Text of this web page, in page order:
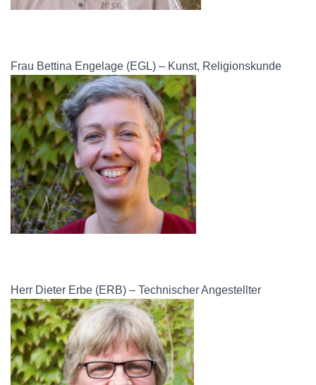
Frau Bettina Engelage (EGL) – Kunst, Religionskunde
Herr Dieter Erbe (ERB) – Technischer Angestellter